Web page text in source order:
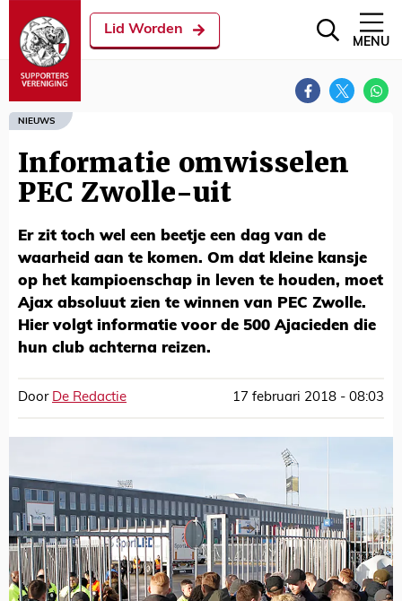
Lid Worden
MENU
NIEUWS
Informatie omwisselen
PEC Zwolle-uit
Er zit toch wel een beetje een dag van de
waarheid aan te komen. Om dat kleine kansje
op het kampioenschap in leven te houden, moet
Ajax absoluut zien te winnen van PEC Zwolle.
Hier volgt informatie voor de 500 Ajacieden die
hun club achterna reizen.
Door De Redactie 17 februari 2018 - 08:03